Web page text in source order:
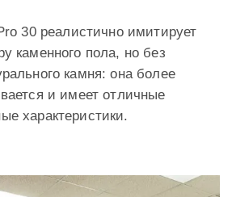
30 реалистично имитирует
каменного пола, но без
камня: она более
и имеет отличные
характеристики.